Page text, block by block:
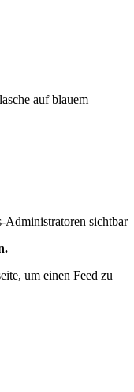
Administratoren sichtbar
um einen Feed zu